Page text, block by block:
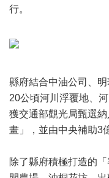
行。
縣府結合中油公司、
20公頃河川浮覆地、
獲交通部觀光局甄選
畫」，並由中央補助3
除了縣府積極打造的